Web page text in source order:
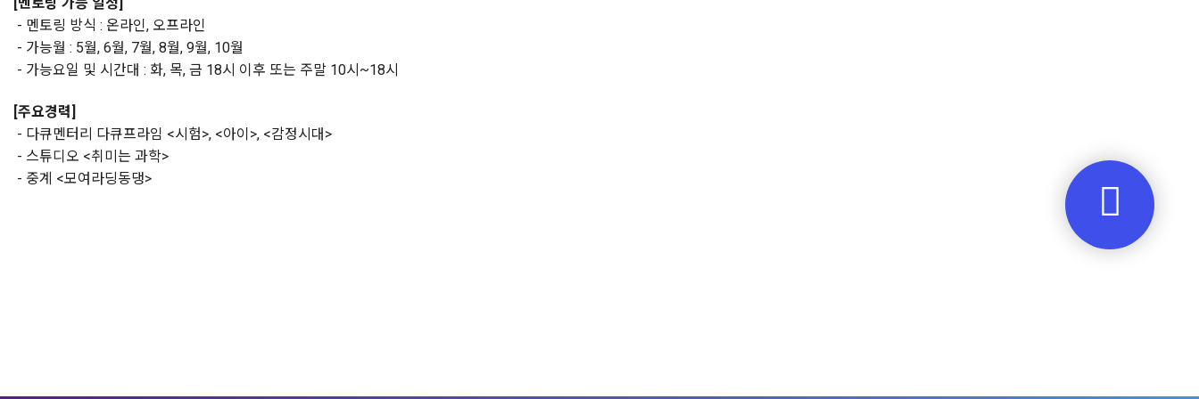
- 멘토링 방식 : 온라인, 오프라인
- 가능월 : 5월, 6월, 7월, 8월, 9월, 10월
- 가능요일 및 시간대 : 화, 목, 금 18시 이후 또는 주말 10시~18시
[주요경력]
- 다큐멘터리 다큐프라임 <시험>, <아이>, <감정시대>
- 스튜디오 <취미는 과학>
- 중계 <모여라딩동댕>